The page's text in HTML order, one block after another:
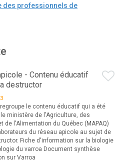
des professionnels de
- Contenu éducatif
destructor
le contenu éducatif qui a été
le ministère de l'Agriculture, des
de l'Alimentation du Québec (MAPAQ)
du réseau apicole au sujet de
Fiche d'information sur la biologie
du varroa Document synthèse
sur Varroa